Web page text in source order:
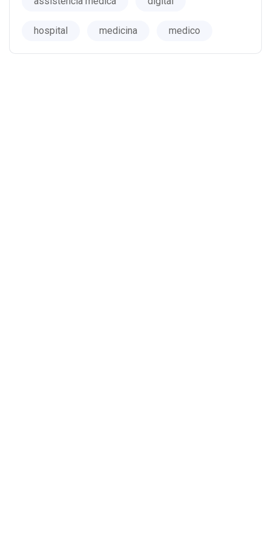
hospital medicina medico